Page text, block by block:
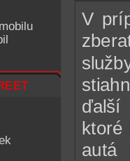
V
ďalší
ktoré
autá